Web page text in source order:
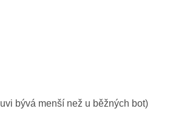
bývá menší než u běžných bot)